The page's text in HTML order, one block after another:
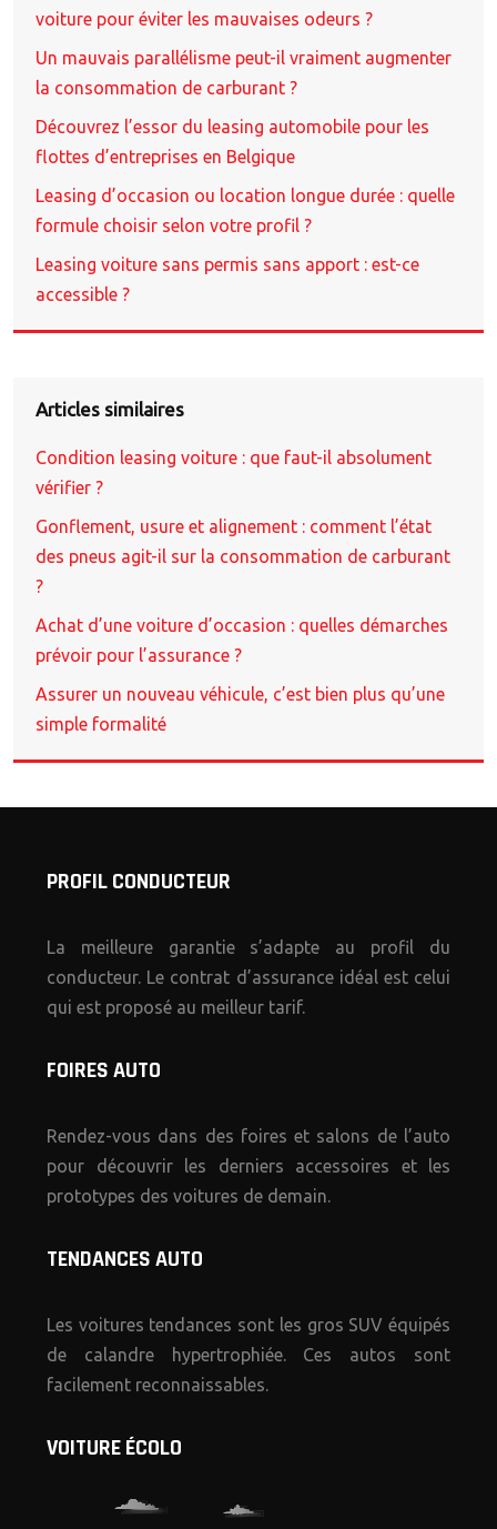
voiture pour éviter les mauvaises odeurs ?
Un mauvais parallélisme peut-il vraiment augmenter
la consommation de carburant ?
Découvrez l’essor du leasing automobile pour les
flottes d’entreprises en Belgique
Leasing d’occasion ou location longue durée : quelle
formule choisir selon votre profil ?
Leasing voiture sans permis sans apport : est-ce
accessible ?
Articles similaires
Condition leasing voiture : que faut-il absolument
vérifier ?
Gonflement, usure et alignement : comment l’état
des pneus agit-il sur la consommation de carburant
?
Achat d’une voiture d’occasion : quelles démarches
prévoir pour l’assurance ?
Assurer un nouveau véhicule, c’est bien plus qu’une
simple formalité
PROFIL CONDUCTEUR
La meilleure garantie s’adapte au profil du
conducteur. Le contrat d’assurance idéal est celui
qui est proposé au meilleur tarif.
FOIRES AUTO
Rendez-vous dans des foires et salons de l’auto
pour découvrir les derniers accessoires et les
prototypes des voitures de demain.
TENDANCES AUTO
Les voitures tendances sont les gros SUV équipés
de calandre hypertrophiée. Ces autos sont
facilement reconnaissables.
VOITURE ÉCOLO